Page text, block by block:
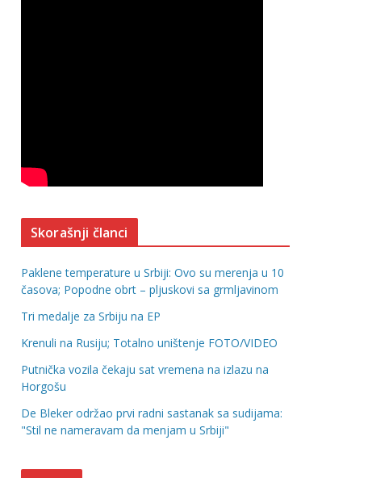
Skorašnji članci
Paklene temperature u Srbiji: Ovo su merenja u 10
časova; Popodne obrt – pljuskovi sa grmljavinom
Tri medalje za Srbiju na EP
Krenuli na Rusiju; Totalno uništenje FOTO/VIDEO
Putnička vozila čekaju sat vremena na izlazu na
Horgošu
De Bleker održao prvi radni sastanak sa sudijama:
"Stil ne nameravam da menjam u Srbiji"